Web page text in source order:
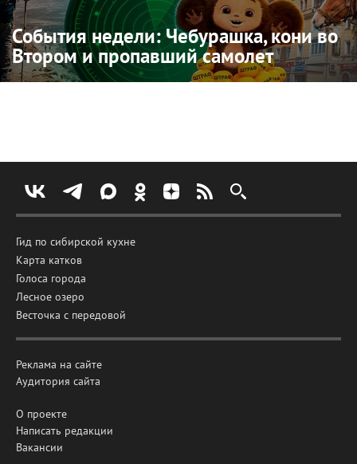
События недели: Чебурашка, кони во
Втором и пропавший самолет
Гид по сибирской кухне
Карта катков
Голоса города
Лесное озеро
Весточка с передовой
Реклама на сайте
Аудитория сайта
О проекте
Написать редакции
Вакансии